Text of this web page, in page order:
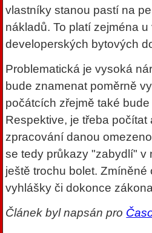
vlastníky stanou pastí na
nákladů. To platí zejména
developerských bytových
Problematická je vysoká
bude znamenat poměrně
počátcích zřejmě také
Respektive, je třeba
zpracování danou
se tedy průkazy "zabydlí" v
ještě trochu bolet.
vyhlášky či dokonce
Článek byl napsán pro